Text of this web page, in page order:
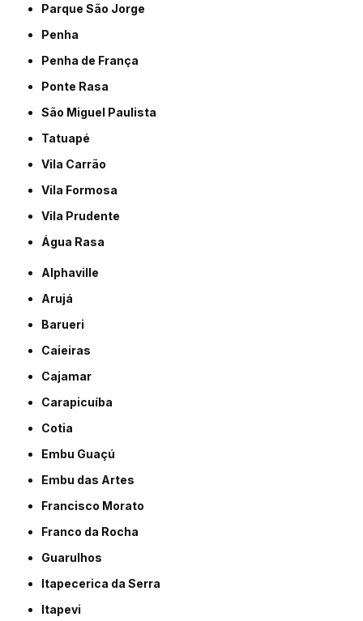
Parque São Jorge
Penha
Penha de França
Ponte Rasa
São Miguel Paulista
Tatuapé
Vila Carrão
Vila Formosa
Vila Prudente
Água Rasa
Alphaville
Arujá
Barueri
Caieiras
Cajamar
Carapicuíba
Cotia
Embu Guaçú
Embu das Artes
Francisco Morato
Franco da Rocha
Guarulhos
Itapecerica da Serra
Itapevi